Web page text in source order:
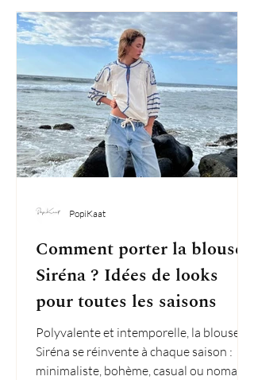
Comment porter la blouse
Siréna ? Idées de looks
pour toutes les saisons
Polyvalente et intemporelle, la blouse
Siréna se réinvente à chaque saison :
minimaliste, bohème, casual ou nomade,
PopiKaat